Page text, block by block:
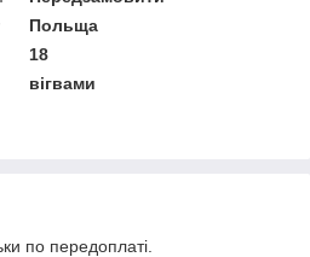
Польща
18
вігвами
по передоплаті.